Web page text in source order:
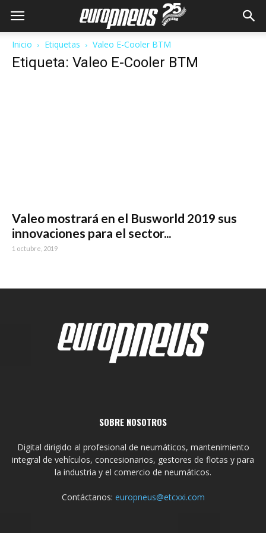
Inicio Etiquetas Valeo E-Cooler BTM
Etiqueta: Valeo E-Cooler BTM
Valeo mostrará en el Busworld 2019 sus
innovaciones para el sector...
1 octubre, 2019
SOBRE NOSOTROS
Digital dirigido al profesional de neumáticos, mantenimiento
integral de vehículos, concesionarios, gestores de flotas y para
la industria y el comercio de neumáticos.
Contáctanos: europneus@etcxxi.com